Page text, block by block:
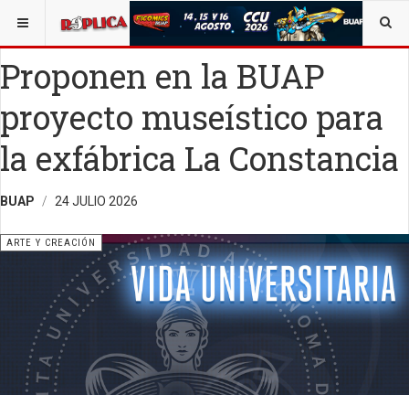
ESTÁ AQUÍ: ARTE OPINIÓN RÉPLICA
Proponen en la BUAP
proyecto museístico para
la exfábrica La Constancia
BUAP 24 JULIO 2026
ARTE Y CREACIÓN